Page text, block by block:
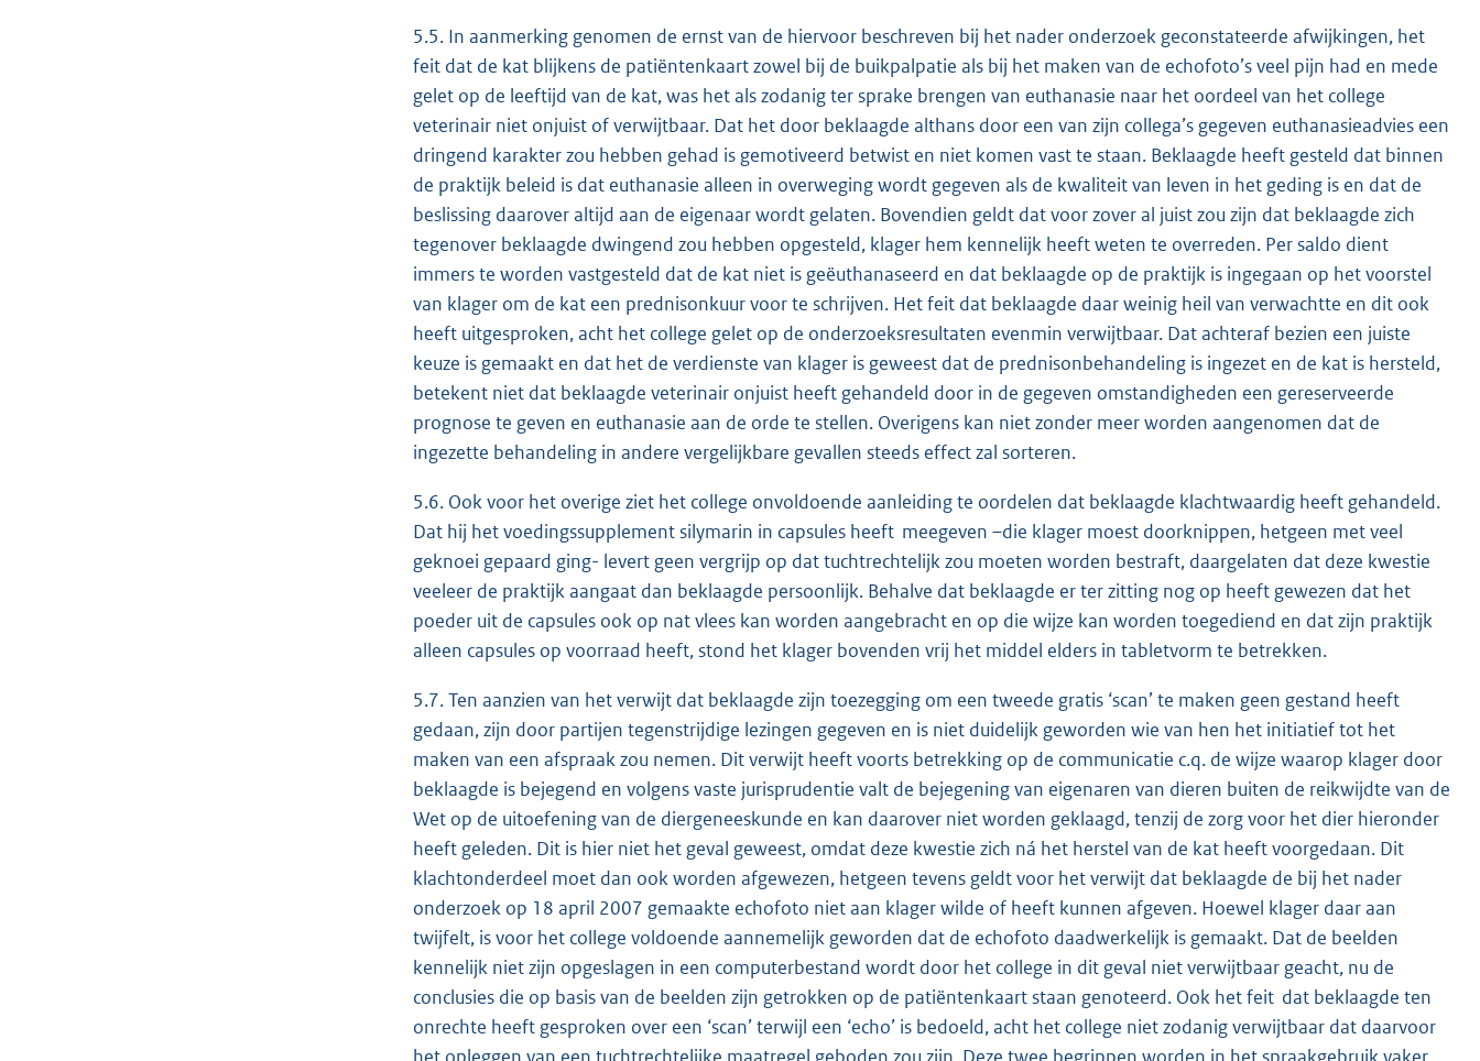
5.5. In aanmerking genomen de ernst van de hiervoor beschreven bij het nader onderzoek geconstateerde afwijkingen, het
feit dat de kat blijkens de patiëntenkaart zowel bij de buikpalpatie als bij het maken van de echofoto’s veel pijn had en mede
gelet op de leeftijd van de kat, was het als zodanig ter sprake brengen van euthanasie naar het oordeel van het college
veterinair niet onjuist of verwijtbaar. Dat het door beklaagde althans door een van zijn collega’s gegeven euthanasieadvies een
dringend karakter zou hebben gehad is gemotiveerd betwist en niet komen vast te staan. Beklaagde heeft gesteld dat binnen
de praktijk beleid is dat euthanasie alleen in overweging wordt gegeven als de kwaliteit van leven in het geding is en dat de
beslissing daarover altijd aan de eigenaar wordt gelaten. Bovendien geldt dat voor zover al juist zou zijn dat beklaagde zich
tegenover beklaagde dwingend zou hebben opgesteld, klager hem kennelijk heeft weten te overreden. Per saldo dient
immers te worden vastgesteld dat de kat niet is geëuthanaseerd en dat beklaagde op de praktijk is ingegaan op het voorstel
van klager om de kat een prednisonkuur voor te schrijven. Het feit dat beklaagde daar weinig heil van verwachtte en dit ook
heeft uitgesproken, acht het college gelet op de onderzoeksresultaten evenmin verwijtbaar. Dat achteraf bezien een juiste
keuze is gemaakt en dat het de verdienste van klager is geweest dat de prednisonbehandeling is ingezet en de kat is hersteld,
betekent niet dat beklaagde veterinair onjuist heeft gehandeld door in de gegeven omstandigheden een gereserveerde
prognose te geven en euthanasie aan de orde te stellen. Overigens kan niet zonder meer worden aangenomen dat de
ingezette behandeling in andere vergelijkbare gevallen steeds effect zal sorteren.
5.6. Ook voor het overige ziet het college onvoldoende aanleiding te oordelen dat beklaagde klachtwaardig heeft gehandeld.
Dat hij het voedingssupplement silymarin in capsules heeft meegeven –die klager moest doorknippen, hetgeen met veel
geknoei gepaard ging- levert geen vergrijp op dat tuchtrechtelijk zou moeten worden bestraft, daargelaten dat deze kwestie
veeleer de praktijk aangaat dan beklaagde persoonlijk. Behalve dat beklaagde er ter zitting nog op heeft gewezen dat het
poeder uit de capsules ook op nat vlees kan worden aangebracht en op die wijze kan worden toegediend en dat zijn praktijk
alleen capsules op voorraad heeft, stond het klager bovenden vrij het middel elders in tabletvorm te betrekken.
5.7. Ten aanzien van het verwijt dat beklaagde zijn toezegging om een tweede gratis ‘scan’ te maken geen gestand heeft
gedaan, zijn door partijen tegenstrijdige lezingen gegeven en is niet duidelijk geworden wie van hen het initiatief tot het
maken van een afspraak zou nemen. Dit verwijt heeft voorts betrekking op de communicatie c.q. de wijze waarop klager door
beklaagde is bejegend en volgens vaste jurisprudentie valt de bejegening van eigenaren van dieren buiten de reikwijdte van de
Wet op de uitoefening van de diergeneeskunde en kan daarover niet worden geklaagd, tenzij de zorg voor het dier hieronder
heeft geleden. Dit is hier niet het geval geweest, omdat deze kwestie zich ná het herstel van de kat heeft voorgedaan. Dit
klachtonderdeel moet dan ook worden afgewezen, hetgeen tevens geldt voor het verwijt dat beklaagde de bij het nader
onderzoek op 18 april 2007 gemaakte echofoto niet aan klager wilde of heeft kunnen afgeven. Hoewel klager daar aan
twijfelt, is voor het college voldoende aannemelijk geworden dat de echofoto daadwerkelijk is gemaakt. Dat de beelden
kennelijk niet zijn opgeslagen in een computerbestand wordt door het college in dit geval niet verwijtbaar geacht, nu de
conclusies die op basis van de beelden zijn getrokken op de patiëntenkaart staan genoteerd. Ook het feit dat beklaagde ten
onrechte heeft gesproken over een ‘scan’ terwijl een ‘echo’ is bedoeld, acht het college niet zodanig verwijtbaar dat daarvoor